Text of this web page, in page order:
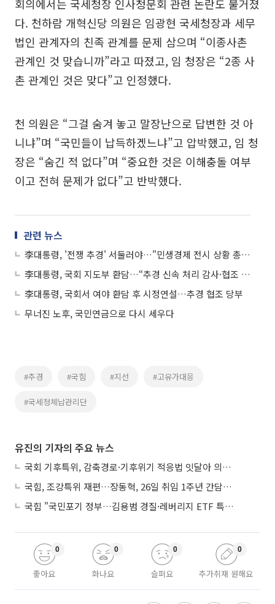
회의에서는 국세청장 인사청문회 관련 논란도 불거졌
다. 천하람 개혁신당 의원은 임광현 국세청장과 세무
법인 관계자의 친족 관계를 문제 삼으며 “이종사촌
관계인 것 맞습니까”라고 따졌고, 임 청장은 “2종 사
촌 관계인 것은 맞다”고 인정했다.
천 의원은 “그걸 숨겨 놓고 말장난으로 답변한 것 아
니냐”며 “국민들이 납득하겠느냐”고 압박했고, 임 청
장은 “숨긴 적 없다”며 “중요한 것은 이해충돌 여부
이고 전혀 문제가 없다”고 반박했다.
관련 뉴스
李대통령, '전쟁 추경' 서둘러야…"민생경제 전시 상황 총력 대응"
李대통령, 국회 지도부 환담…“추경 신속 처리 감사·협조 당부”
李대통령, 국회서 여야 환담 후 시정연설…추경 협조 당부
무너진 노후, 국민연금으로 다시 세우다
#추경 #국힘 #지선 #고유가대응
#국세청체납관리단
유진의 기자의 주요 뉴스
국회 기후특위, 감축경로·기후위기 적응법 잇달아 의결…폭염 피해엔 ‘기후보험’
국힘, 조강특위 재편…장동혁, 26일 취임 1주년 간담회서 ‘당 운영안’ 발표
국힘 "국민포기 정부…김용범 경질·레버리지 ETF 특검해야"
좋아요
0
화나요
0
슬퍼요
0
추가취재 원해요
0